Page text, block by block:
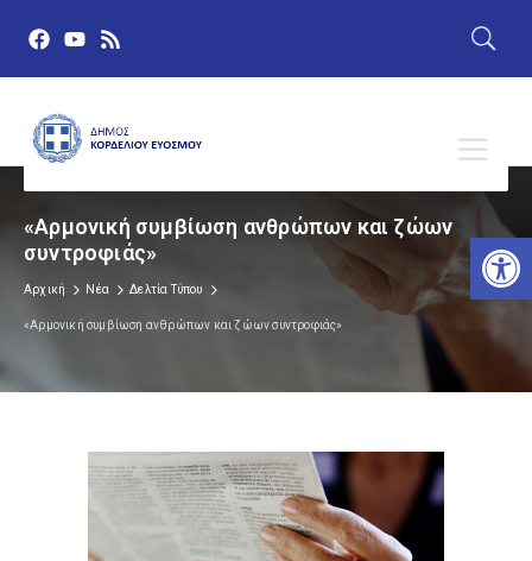
«Αρμονική συμβίωση ανθρώπων και ζώων
συντροφιάς»
Αρχική Νέα Δελτία Τύπου
«Αρμονική συμβίωση ανθρώπων και ζώων συντροφιάς»